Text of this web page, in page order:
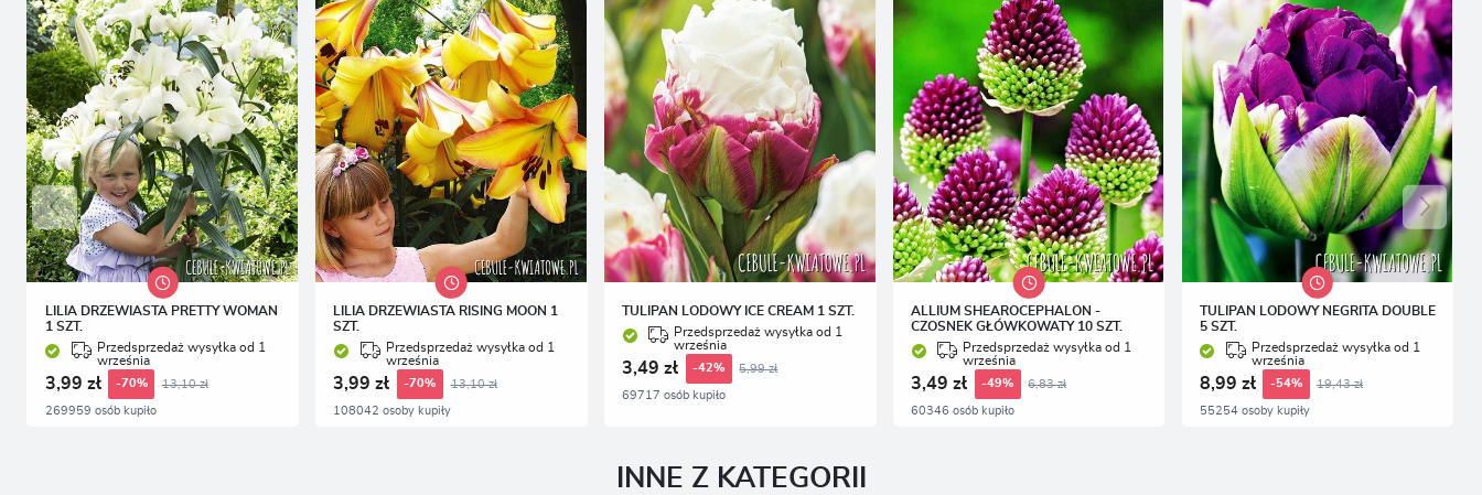
LILIA DRZEWIASTA PRETTY WOMAN
1 SZT.
Przedsprzedaż wysyłka od 1
września
3,99 zł -70% 13,10 zł
269959 osób kupiło
LILIA DRZEWIASTA RISING MOON 1
SZT.
Przedsprzedaż wysyłka od 1
września
3,99 zł -70% 13,10 zł
108042 osoby kupiły
TULIPAN LODOWY ICE CREAM 1 SZT.
Przedsprzedaż wysyłka od 1
września
3,49 zł -42% 5,99 zł
69717 osób kupiło
ALLIUM SHEAROCEPHALON -
CZOSNEK GŁÓWKOWATY 10 SZT.
Przedsprzedaż wysyłka od 1
września
3,49 zł -49% 6,83 zł
60346 osób kupiło
TULIPAN LODOWY NEGRITA DOUBLE
5 SZT.
Przedsprzedaż wysyłka od 1
września
8,99 zł -54% 19,43 zł
55254 osoby kupiły
INNE Z KATEGORII
prezentujących nasze treści w postaci wiadomości, ofert, komunikatów mediów społecznościowych.